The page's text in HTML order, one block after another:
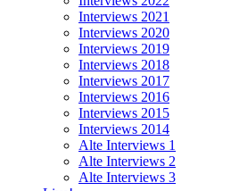
Interviews 2021
Interviews 2020
Interviews 2019
Interviews 2018
Interviews 2017
Interviews 2016
Interviews 2015
Interviews 2014
Alte Interviews 1
Alte Interviews 2
Alte Interviews 3